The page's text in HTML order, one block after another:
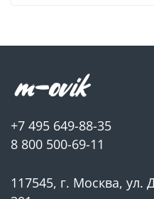
+7 495 649-88-35
8 800 500-69-11
117545, г. Москва, ул.